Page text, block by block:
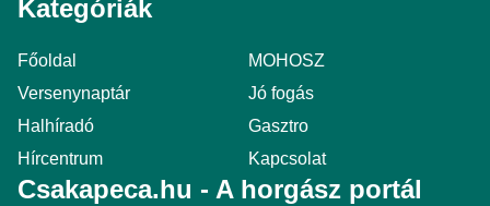
Kategóriák
Főoldal
MOHOSZ
Versenynaptár
Jó fogás
Halhíradó
Gasztro
Hírcentrum
Kapcsolat
Csakapeca.hu - A horgász portál